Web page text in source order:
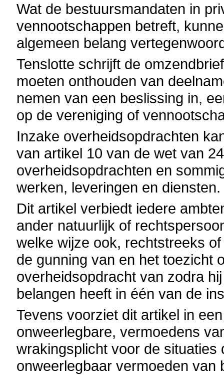
Wat de bestuursmandaten in
vennootschappen betreft,
algemeen belang
Tenslotte schrijft de
moeten onthouden van
nemen van een beslissing in,
op de vereniging of
Inzake overheidsopdrachten
van artikel 10 van de wet van
overheidsopdrachten en
werken, leveringen en diensten.
Dit artikel verbiedt iedere
ander natuurlijk of
welke wijze ook, rechtstreeks
de gunning van en het toezicht
overheidsopdracht van zodra
belangen heeft in één van de
Tevens voorziet dit artikel in
onweerlegbare, vermoedens
wrakingsplicht voor de
onweerlegbaar vermoeden van